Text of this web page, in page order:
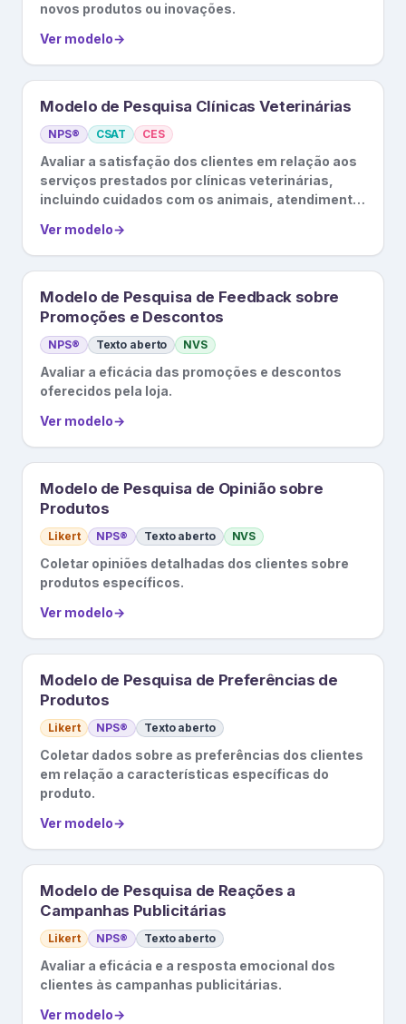
novos produtos ou inovações.
Ver modelo→
Modelo de Pesquisa Clínicas Veterinárias
NPS® CSAT CES
Avaliar a satisfação dos clientes em relação aos
serviços prestados por clínicas veterinárias,
incluindo cuidados com os animais, atendimento
Ver modelo→
Modelo de Pesquisa de Feedback sobre
Promoções e Descontos
NPS® Texto aberto NVS
Avaliar a eficácia das promoções e descontos
oferecidos pela loja.
Ver modelo→
Modelo de Pesquisa de Opinião sobre
Produtos
Likert NPS® Texto aberto NVS
Coletar opiniões detalhadas dos clientes sobre
produtos específicos.
Ver modelo→
Modelo de Pesquisa de Preferências de
Produtos
Likert NPS® Texto aberto
Coletar dados sobre as preferências dos clientes
em relação a características específicas do
produto.
Ver modelo→
Modelo de Pesquisa de Reações a
Campanhas Publicitárias
Likert NPS® Texto aberto
Avaliar a eficácia e a resposta emocional dos
clientes às campanhas publicitárias.
Ver modelo→